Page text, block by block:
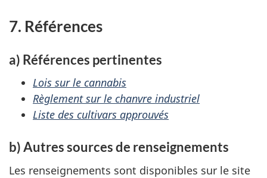
7. Références
a) Références pertinentes
Lois sur le cannabis
Règlement sur le chanvre industriel
Liste des cultivars approuvés
b) Autres sources de renseignements
Les renseignements sont disponibles sur le site